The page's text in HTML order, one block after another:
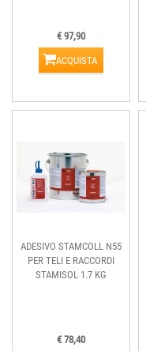
€ 97,90
ACQUISTA
ADESIVO STAMCOLL N55
PER TELI E RACCORDI
STAMISOL 1.7 KG
€ 78,40